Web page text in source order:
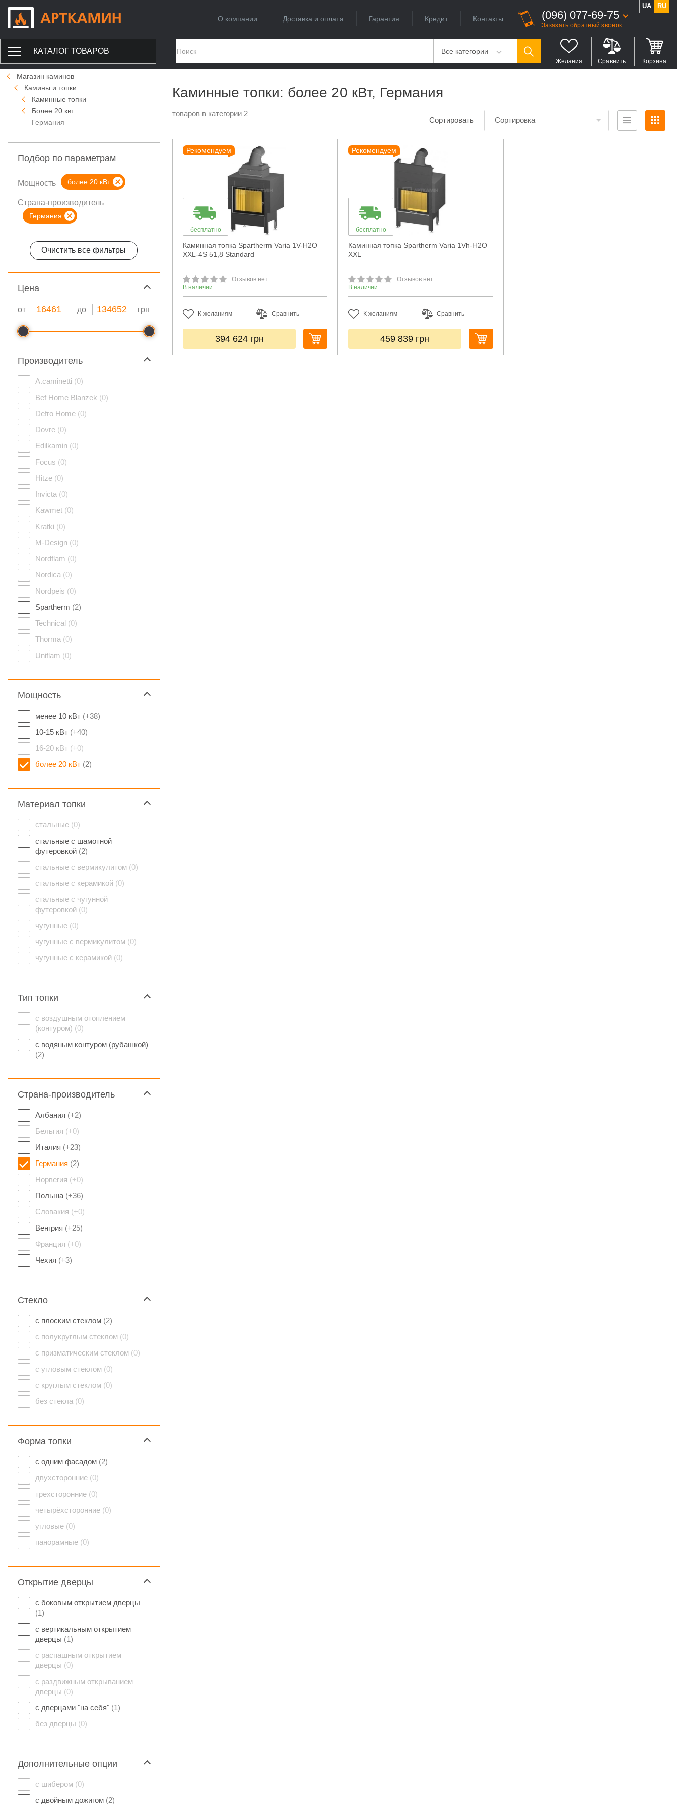
О компании Доставка и оплата Гарантия Кредит Контакты (096) 077-69-75
Заказать обратный звонок
UA RU
КАТАЛОГ ТОВАРОВ Все категории
Желания Сравнить Корзина
Магазин каминов
Камины и топки
Каминные топки
Более 20 квт
Германия
Подбор по параметрам
Мощность более 20 кВт
Страна-производитель
Германия
Очистить все фильтры
Цeна
от до грн
Производитель
A.caminetti (0)
Bef Home Blanzek (0)
Defro Home (0)
Dovre (0)
Edilkamin (0)
Focus (0)
Hitze (0)
Invicta (0)
Kawmet (0)
Kratki (0)
M-Design (0)
Nordflam (0)
Nordica (0)
Nordpeis (0)
Spartherm (2)
Technical (0)
Thorma (0)
Uniflam (0)
Мощность
менее 10 кВт (+38)
10-15 кВт (+40)
16-20 кВт (+0)
более 20 кВт (2)
Материал топки
стальные (0)
стальные с шамотной
футеровкой (2)
стальные с вермикулитом (0)
стальные с керамикой (0)
стальные с чугунной
футеровкой (0)
чугунные (0)
чугунные с вермикулитом (0)
чугунные с керамикой (0)
Тип топки
с воздушным отоплением
(контуром) (0)
с водяным контуром (рубашкой)
(2)
Страна-производитель
Албания (+2)
Бельгия (+0)
Италия (+23)
Германия (2)
Норвегия (+0)
Польша (+36)
Словакия (+0)
Венгрия (+25)
Франция (+0)
Чехия (+3)
Стекло
с плоским стеклом (2)
с полукруглым стеклом (0)
с призматическим стеклом (0)
с угловым стеклом (0)
с круглым стеклом (0)
без стекла (0)
Форма топки
с одним фасадом (2)
двухсторонние (0)
трехсторонние (0)
четырёхсторонние (0)
угловые (0)
панорамные (0)
Открытие дверцы
с боковым открытием дверцы
(1)
с вертикальным открытием
дверцы (1)
с распашным открытием
дверцы (0)
с раздвижным открыванием
дверцы (0)
с дверцами "на себя" (1)
без дверцы (0)
Дополнительные опции
с шибером (0)
с двойным дожигом (2)
Каминные топки: более 20 кВт, Германия
товаров в категории 2
Сортировать Сортировка
Рекомендуем
бесплатно
Каминная топка Spartherm Varia 1V-H2O
XXL-4S 51,8 Standard
Отзывов нет
В наличии
К желаниям Сравнить
394 624 грн
Рекомендуем
бесплатно
Каминная топка Spartherm Varia 1Vh-H2O
XXL
Отзывов нет
В наличии
К желаниям Сравнить
459 839 грн